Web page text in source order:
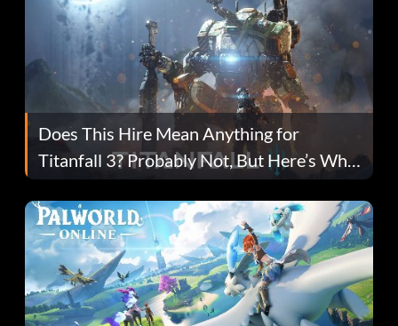
Does This Hire Mean Anything for
Titanfall 3? Probably Not, But Here’s Why
Fans Are Hopeful